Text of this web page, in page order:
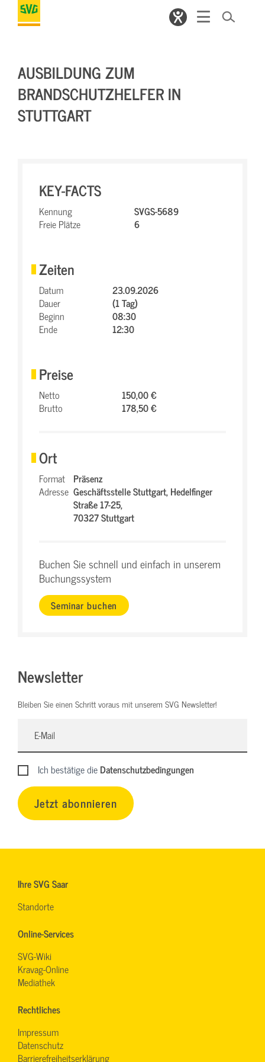
AUSBILDUNG ZUM
BRANDSCHUTZHELFER IN
STUTTGART
KEY-FACTS
Kennung
SVGS-5689
Freie Plätze
6
Zeiten
Datum
23.09.2026
Dauer
(1 Tag)
Beginn
08:30
Ende
12:30
Preise
Netto
150,00 €
Brutto
178,50 €
Ort
Format Präsenz
Adresse Geschäftsstelle Stuttgart,Hedelfinger
Straße 17-25,
70327 Stuttgart
Buchen Sie schnell und einfach in unserem
Buchungssystem
Seminar buchen
Newsletter
Bleiben Sie einen Schritt voraus mit unserem SVG Newsletter!
Ich bestätige dieDatenschutzbedingungen
Jetzt abonnieren
Ihre SVG Saar
Standorte
Online-Services
SVG-Wiki
Kravag-Online
Mediathek
Rechtliches
Impressum
Datenschutz
Barrierefreiheitserklärung